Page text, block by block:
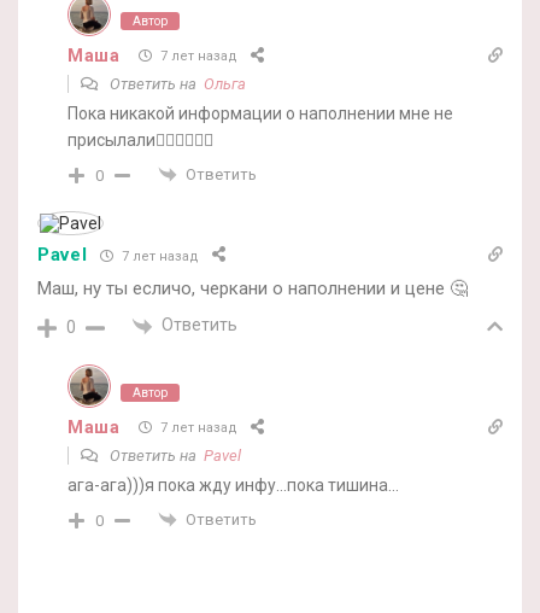
Автор
Маша 7 лет назад
Ответить на Ольга
Пока никакой информации о наполнении мне не
присылали🤷‍♀️🤷‍♀️🤷‍♀️
0 Ответить
Pavel 7 лет назад
Маш, ну ты есличо, черкани о наполнении и цене 🤔
0 Ответить
Автор
Маша 7 лет назад
Ответить на Pavel
ага-ага)))я пока жду инфу…пока тишина…
0 Ответить